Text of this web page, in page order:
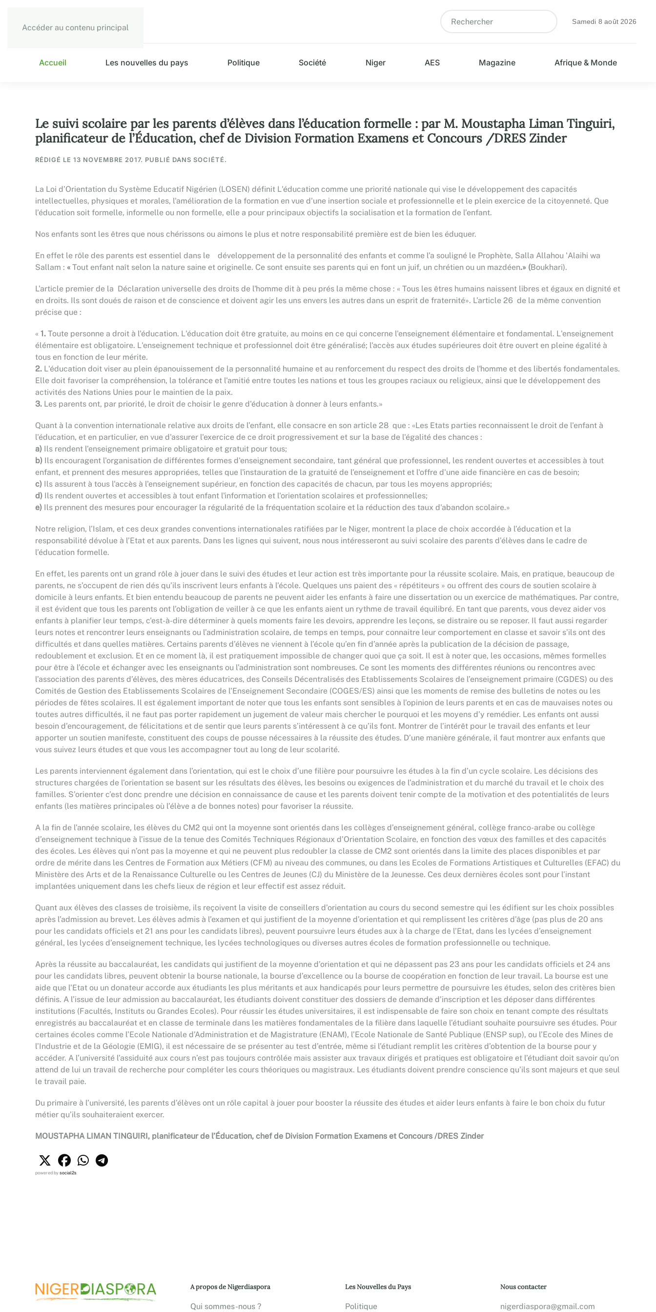
Accéder au contenu principal
Samedi 8 août 2026
Accueil Les nouvelles du pays Politique Société Niger AES Magazine Afrique & Monde
Le suivi scolaire par les parents d’élèves dans l’éducation formelle : par M. Moustapha Liman Tinguiri,
planificateur de l’Éducation, chef de Division Formation Examens et Concours /DRES Zinder
RÉDIGÉ LE 13 NOVEMBRE 2017. PUBLIÉ DANS SOCIÉTÉ.
La Loi d’Orientation du Système Educatif Nigérien (LOSEN) définit L'éducation comme une priorité nationale qui vise le développement des capacités
intellectuelles, physiques et morales, l'amélioration de la formation en vue d'une insertion sociale et professionnelle et le plein exercice de la citoyenneté. Que
l’éducation soit formelle, informelle ou non formelle, elle a pour principaux objectifs la socialisation et la formation de l’enfant.
Nos enfants sont les êtres que nous chérissons ou aimons le plus et notre responsabilité première est de bien les éduquer.
En effet le rôle des parents est essentiel dans le développement de la personnalité des enfants et comme l’a souligné le Prophète, Salla Allahou 'Alaihi wa
Sallam : « Tout enfant naît selon la nature saine et originelle. Ce sont ensuite ses parents qui en font un juif, un chrétien ou un mazdéen.» (Boukhari).
L’article premier de la Déclaration universelle des droits de l'homme dit à peu prés la même chose : « Tous les êtres humains naissent libres et égaux en dignité et
en droits. Ils sont doués de raison et de conscience et doivent agir les uns envers les autres dans un esprit de fraternité». L’article 26 de la même convention
précise que :
« 1. Toute personne a droit à l'éducation. L'éducation doit être gratuite, au moins en ce qui concerne l'enseignement élémentaire et fondamental. L'enseignement
élémentaire est obligatoire. L'enseignement technique et professionnel doit être généralisé; l'accès aux études supérieures doit être ouvert en pleine égalité à
tous en fonction de leur mérite.
2. L'éducation doit viser au plein épanouissement de la personnalité humaine et au renforcement du respect des droits de l'homme et des libertés fondamentales.
Elle doit favoriser la compréhension, la tolérance et l'amitié entre toutes les nations et tous les groupes raciaux ou religieux, ainsi que le développement des
activités des Nations Unies pour le maintien de la paix.
3. Les parents ont, par priorité, le droit de choisir le genre d'éducation à donner à leurs enfants.»
Quant à la convention internationale relative aux droits de l’enfant, elle consacre en son article 28 que : «Les Etats parties reconnaissent le droit de l'enfant à
l'éducation, et en particulier, en vue d'assurer l'exercice de ce droit progressivement et sur la base de l'égalité des chances :
a) Ils rendent l'enseignement primaire obligatoire et gratuit pour tous;
b) Ils encouragent l'organisation de différentes formes d'enseignement secondaire, tant général que professionnel, les rendent ouvertes et accessibles à tout
enfant, et prennent des mesures appropriées, telles que l'instauration de la gratuité de l'enseignement et l'offre d'une aide financière en cas de besoin;
c) Ils assurent à tous l'accès à l'enseignement supérieur, en fonction des capacités de chacun, par tous les moyens appropriés;
d) Ils rendent ouvertes et accessibles à tout enfant l'information et l'orientation scolaires et professionnelles;
e) Ils prennent des mesures pour encourager la régularité de la fréquentation scolaire et la réduction des taux d'abandon scolaire.»
Notre religion, l’Islam, et ces deux grandes conventions internationales ratifiées par le Niger, montrent la place de choix accordée à l’éducation et la
responsabilité dévolue à l’Etat et aux parents. Dans les lignes qui suivent, nous nous intéresseront au suivi scolaire des parents d’élèves dans le cadre de
l’éducation formelle.
En effet, les parents ont un grand rôle à jouer dans le suivi des études et leur action est très importante pour la réussite scolaire. Mais, en pratique, beaucoup de
parents, ne s’occupent de rien dés qu’ils inscrivent leurs enfants à l’école. Quelques uns paient des « répétiteurs » ou offrent des cours de soutien scolaire à
domicile à leurs enfants. Et bien entendu beaucoup de parents ne peuvent aider les enfants à faire une dissertation ou un exercice de mathématiques. Par contre,
il est évident que tous les parents ont l’obligation de veiller à ce que les enfants aient un rythme de travail équilibré. En tant que parents, vous devez aider vos
enfants à planifier leur temps, c'est-à-dire déterminer à quels moments faire les devoirs, apprendre les leçons, se distraire ou se reposer. Il faut aussi regarder
leurs notes et rencontrer leurs enseignants ou l’administration scolaire, de temps en temps, pour connaitre leur comportement en classe et savoir s’ils ont des
difficultés et dans quelles matières. Certains parents d’élèves ne viennent à l’école qu’en fin d’année après la publication de la décision de passage,
redoublement et exclusion. Et en ce moment là, il est pratiquement impossible de changer quoi que ça soit. Il est à noter que, les occasions, mêmes formelles
pour être à l’école et échanger avec les enseignants ou l’administration sont nombreuses. Ce sont les moments des différentes réunions ou rencontres avec
l’association des parents d’élèves, des mères éducatrices, des Conseils Décentralisés des Etablissements Scolaires de l’enseignement primaire (CGDES) ou des
Comités de Gestion des Etablissements Scolaires de l’Enseignement Secondaire (COGES/ES) ainsi que les moments de remise des bulletins de notes ou les
périodes de fêtes scolaires. Il est également important de noter que tous les enfants sont sensibles à l’opinion de leurs parents et en cas de mauvaises notes ou
toutes autres difficultés, il ne faut pas porter rapidement un jugement de valeur mais chercher le pourquoi et les moyens d’y remédier. Les enfants ont aussi
besoin d’encouragement, de félicitations et de sentir que leurs parents s’intéressent à ce qu’ils font. Montrer de l’intérêt pour le travail des enfants et leur
apporter un soutien manifeste, constituent des coups de pousse nécessaires à la réussite des études. D’une manière générale, il faut montrer aux enfants que
vous suivez leurs études et que vous les accompagner tout au long de leur scolarité.
Les parents interviennent également dans l’orientation, qui est le choix d’une filière pour poursuivre les études à la fin d’un cycle scolaire. Les décisions des
structures chargées de l’orientation se basent sur les résultats des élèves, les besoins ou exigences de l’administration et du marché du travail et le choix des
familles. S’orienter c’est donc prendre une décision en connaissance de cause et les parents doivent tenir compte de la motivation et des potentialités de leurs
enfants (les matières principales où l’élève a de bonnes notes) pour favoriser la réussite.
A la fin de l’année scolaire, les élèves du CM2 qui ont la moyenne sont orientés dans les collèges d’enseignement général, collège franco-arabe ou collège
d’enseignement technique à l’issue de la tenue des Comités Techniques Régionaux d’Orientation Scolaire, en fonction des vœux des familles et des capacités
des écoles. Les élèves qui n’ont pas la moyenne et qui ne peuvent plus redoubler la classe de CM2 sont orientés dans la limite des places disponibles et par
ordre de mérite dans les Centres de Formation aux Métiers (CFM) au niveau des communes, ou dans les Ecoles de Formations Artistiques et Culturelles (EFAC) du
Ministère des Arts et de la Renaissance Culturelle ou les Centres de Jeunes (CJ) du Ministère de la Jeunesse. Ces deux dernières écoles sont pour l’instant
implantées uniquement dans les chefs lieux de région et leur effectif est assez réduit.
Quant aux élèves des classes de troisième, ils reçoivent la visite de conseillers d’orientation au cours du second semestre qui les édifient sur les choix possibles
après l’admission au brevet. Les élèves admis à l’examen et qui justifient de la moyenne d’orientation et qui remplissent les critères d’âge (pas plus de 20 ans
pour les candidats officiels et 21 ans pour les candidats libres), peuvent poursuivre leurs études aux à la charge de l’Etat, dans les lycées d’enseignement
général, les lycées d’enseignement technique, les lycées technologiques ou diverses autres écoles de formation professionnelle ou technique.
Après la réussite au baccalauréat, les candidats qui justifient de la moyenne d’orientation et qui ne dépassent pas 23 ans pour les candidats officiels et 24 ans
pour les candidats libres, peuvent obtenir la bourse nationale, la bourse d’excellence ou la bourse de coopération en fonction de leur travail. La bourse est une
aide que l’Etat ou un donateur accorde aux étudiants les plus méritants et aux handicapés pour leurs permettre de poursuivre les études, selon des critères bien
définis. A l’issue de leur admission au baccalauréat, les étudiants doivent constituer des dossiers de demande d’inscription et les déposer dans différentes
institutions (Facultés, Instituts ou Grandes Ecoles). Pour réussir les études universitaires, il est indispensable de faire son choix en tenant compte des résultats
enregistrés au baccalauréat et en classe de terminale dans les matières fondamentales de la filière dans laquelle l’étudiant souhaite poursuivre ses études. Pour
certaines écoles comme l’Ecole Nationale d’Administration et de Magistrature (ENAM), l’Ecole Nationale de Santé Publique (ENSP sup), ou l’Ecole des Mines de
l’Industrie et de la Géologie (EMIG), il est nécessaire de se présenter au test d’entrée, même si l’étudiant remplit les critères d’obtention de la bourse pour y
accéder. A l’université l’assiduité aux cours n’est pas toujours contrôlée mais assister aux travaux dirigés et pratiques est obligatoire et l’étudiant doit savoir qu’on
attend de lui un travail de recherche pour compléter les cours théoriques ou magistraux. Les étudiants doivent prendre conscience qu’ils sont majeurs et que seul
le travail paie.
Du primaire à l’université, les parents d’élèves ont un rôle capital à jouer pour booster la réussite des études et aider leurs enfants à faire le bon choix du futur
métier qu’ils souhaiteraient exercer.
MOUSTAPHA LIMAN TINGUIRI, planificateur de l’Éducation, chef de Division Formation Examens et Concours /DRES Zinder
powered bysocial2s
A propos de Nigerdiaspora
Qui sommes-nous ?
Les Nouvelles du Pays
Politique
Nous contacter
nigerdiaspora@gmail.com